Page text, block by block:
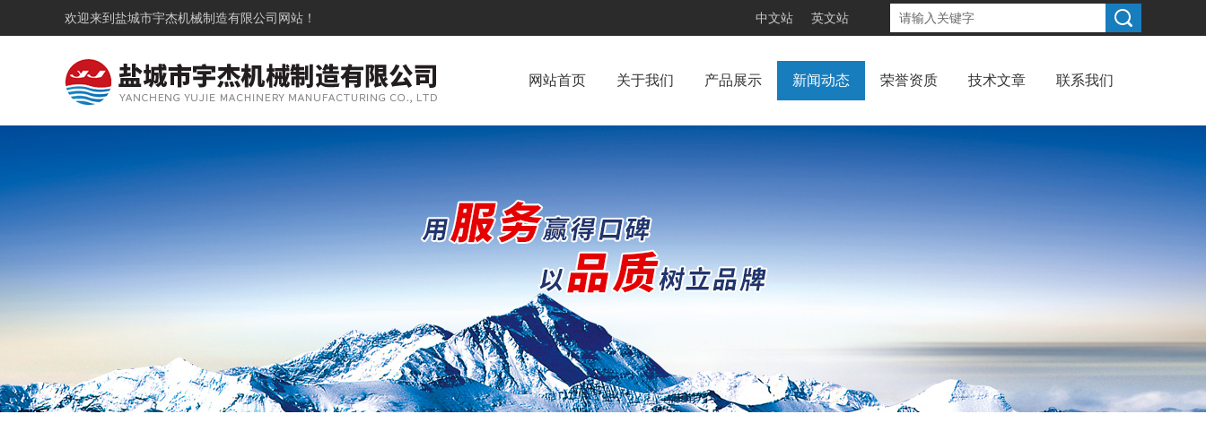
欢迎来到 盐城市宇杰机械制造有限公司 网站！ 中文站 英文站
网站首页 关于我们 产品展示 新闻动态 荣誉资质 技术文章 联系我们